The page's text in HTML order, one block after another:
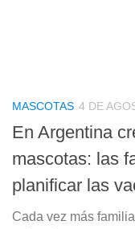
MASCOTAS 4 DE
En Argentina
mascotas: las
planificar las
Cada vez más